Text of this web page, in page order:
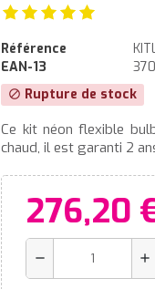
Référence
EAN-13
block Rupture de stock
Ce kit néon flexible
chaud, il est garanti 2
276,20
remove add